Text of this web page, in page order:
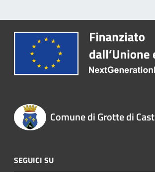
Comune di Grotte di
SEGUICI SU